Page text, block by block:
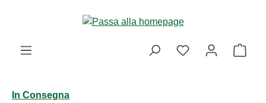
Passa al contenuto principale
Il
In Consegna